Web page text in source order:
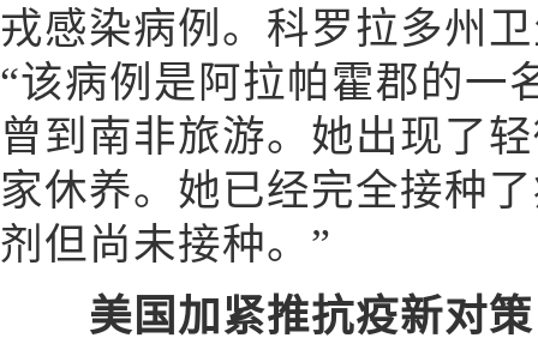
戎感染病例。科罗拉多州
“该病例是阿拉帕霍郡的一
曾到南非旅游。她出现了
家休养。她已经完全接种
剂但尚未接种。”
美国加紧推抗疫新对策